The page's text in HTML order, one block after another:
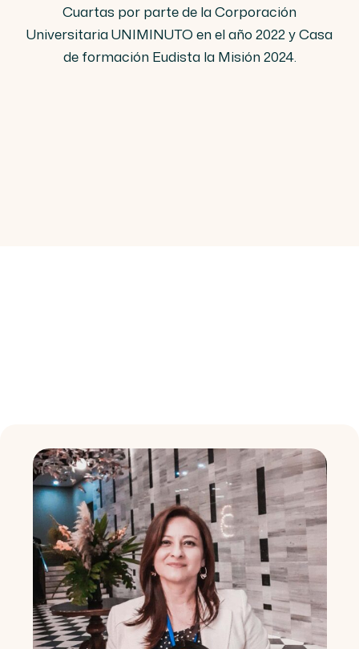
Cuartas por parte de la Corporación
Universitaria UNIMINUTO en el año 2022 y Casa
de formación Eudista la Misión 2024.